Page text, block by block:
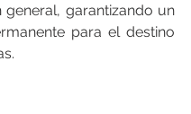
general, garantizando un
para el destino